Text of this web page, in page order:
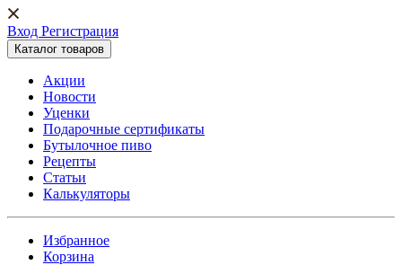
Вход Регистрация
Каталог товаров
Акции
Новости
Уценки
Подарочные сертификаты
Бутылочное пиво
Рецепты
Статьи
Калькуляторы
Избранное
Корзина